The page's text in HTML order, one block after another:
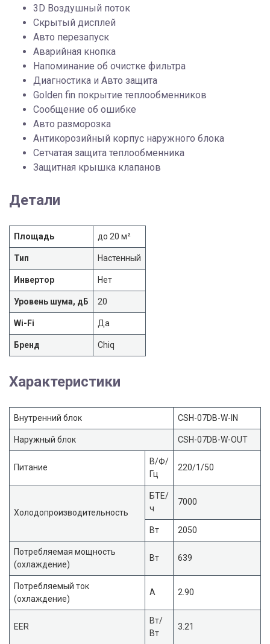
3D Воздушный поток
Скрытый дисплей
Авто перезапуск
Аварийная кнопка
Напоминание об очистке фильтра
Диагностика и Авто защита
Golden fin покрытие теплообменников
Сообщение об ошибке
Авто разморозка
Антикорозийный корпус наружнoго блока
Cетчатая защита теплообменника
Защитная крышка клапанов
Детали
Площадь до 20 м²
Тип Настенный
Инвертор Нет
Уровень шума, дБ 20
Wi-Fi Да
Бренд Chiq
Характеристики
Внутренний блок CSH-07DB-W-IN
Наружный блок CSH-07DB-W-OUT
Питание
В/Ф/
Гц
220/1/50
Холодопроизводительность
БТЕ/
ч
7000
Вт 2050
Потребляемая мощность
(охлаждение)
Вт 639
Потребляемый ток
(охлаждение)
А 2.90
EER
Вт/
Вт
3.21